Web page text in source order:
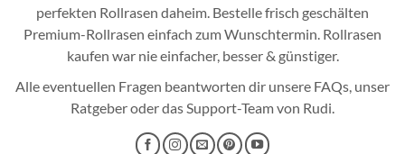
perfekten Rollrasen daheim. Bestelle frisch geschälten
Premium-Rollrasen einfach zum Wunschtermin. Rollrasen
kaufen war nie einfacher, besser & günstiger.
Alle eventuellen Fragen beantworten dir unsere FAQs, unser
Ratgeberoder dasSupport-Teamvon Rudi.